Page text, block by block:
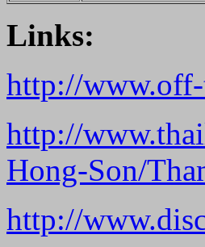
Links:
http://www.off-
http://
Hong-Son/
http://